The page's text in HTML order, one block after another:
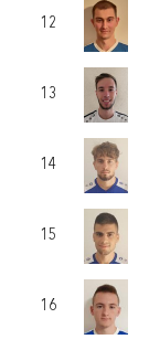
12
13
14
15
16